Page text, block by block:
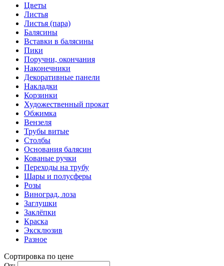
Цветы
Листья
Листья (пара)
Балясины
Вставки в балясины
Пики
Поручни, окончания
Наконечники
Декоративные панели
Накладки
Корзинки
Художественный прокат
Обжимка
Вензеля
Трубы витые
Столбы
Основания балясин
Кованые ручки
Переходы на трубу
Шары и полусферы
Розы
Виноград, лоза
Заглушки
Заклёпки
Краска
Эксклюзив
Разное
Сортировка по цене